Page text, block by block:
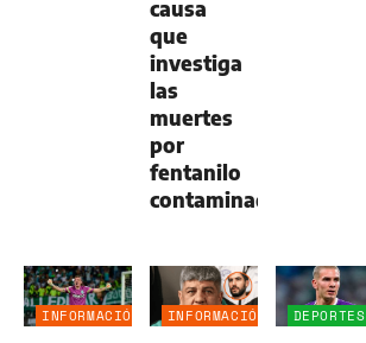
causa
que
investiga
las
muertes
por
fentanilo
contaminado
INFORMACIÓN
INFORMACIÓN
DEPORTES